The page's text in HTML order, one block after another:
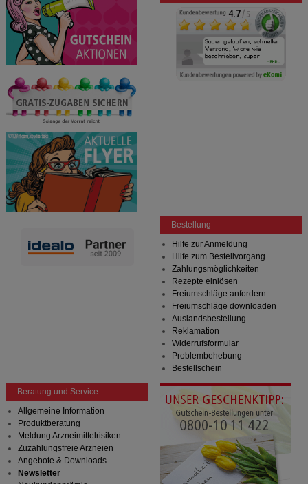
Bestellung
Hilfe zur Anmeldung
Hilfe zum Bestellvorgang
Zahlungsmöglichkeiten
Rezepte einlösen
Freiumschläge anfordern
Freiumschläge downloaden
Auslandsbestellung
Reklamation
Widerrufsformular
Problembehebung
Bestellschein
Beratung und Service
Allgemeine Information
Produktberatung
Meldung Arzneimittelrisiken
Zuzahlungsfreie Arzneien
Angebote & Downloads
Newsletter